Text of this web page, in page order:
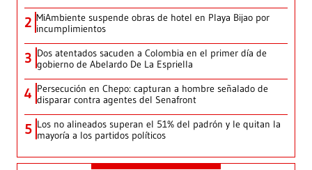
2 MiAmbiente suspende obras de hotel en Playa Bijao por
incumplimientos
3 Dos atentados sacuden a Colombia en el primer día de
gobierno de Abelardo De La Espriella
4 Persecución en Chepo: capturan a hombre señalado de
disparar contra agentes del Senafront
5 Los no alineados superan el 51% del padrón y le quitan la
mayoría a los partidos políticos